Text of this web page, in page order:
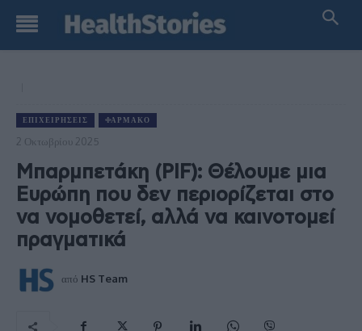
ΕΠΙΧΕΙΡΉΣΕΙΣ ΦΆΡΜΑΚΟ
2 Οκτωβρίου 2025
Μπαρμπετάκη (PIF): Θέλουμε μια
Ευρώπη που δεν περιορίζεται στο
να νομοθετεί, αλλά να καινοτομεί
πραγματικά
από HS Team